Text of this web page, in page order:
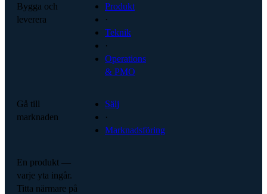
Bygga och
leverera
Produkt
·
Teknik
·
Operations
& PMO
Gå till
marknaden
Sälj
·
Marknadsföring
En produkt —
varje yta ingår.
Titta närmare på